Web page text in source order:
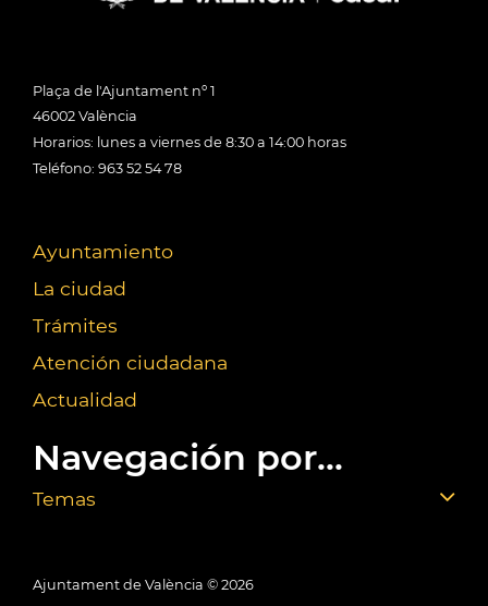
Plaça de l'Ajuntament nº 1
46002 València
Horarios: lunes a viernes de 8:30 a 14:00 horas
Teléfono: 963 52 54 78
Ayuntamiento
La ciudad
Trámites
Atención ciudadana
Actualidad
Navegación por...
Temas
Ajuntament de València © 2026